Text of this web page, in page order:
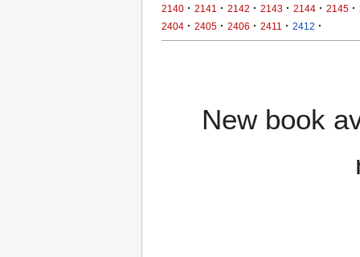
2140 · 2141 · 2142 · 2143 · 2144 · 2145 ·
2404 · 2405 · 2406 · 2411 · 2412 ·
New book